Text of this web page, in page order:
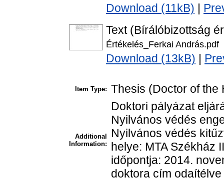
Download (11kB)
Text (Bírálóbizottság
Értékelés_Ferkai András.pdf
Download (13kB)
Item Type: Thesis (Doctor of the
Additional
Information:
Doktori pályázat
Nyilvános védés
Nyilvános védés
helye: MTA Székház
időpontja: 2014.
doktora cím